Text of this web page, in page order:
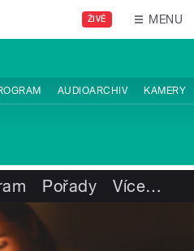
ŽIVĚ MENU
AUDIOARCHIV KAMERY
Pořady Více…